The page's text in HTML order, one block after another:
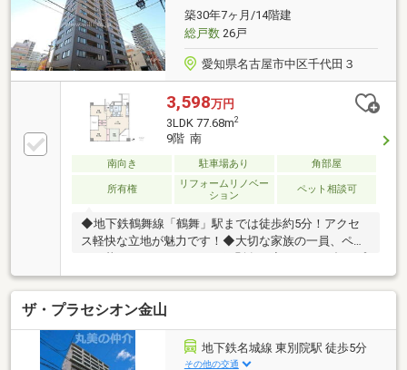
まい探しをお手伝いします ━━━━━・・・物件の詳
細・ご相談はお気軽にお問い合わせください。
築30年7ヶ月/14階建
総戸数26戸
愛知県名古屋市中区千代田３
3,598万円
3LDK 77.68m2
9階 南
南向き 駐車場あり 角部屋
所有権
リフォームリノベー
ション
ペット相談可
◆地下鉄鶴舞線「鶴舞」駅までは徒歩約5分！アクセ
ス軽快な立地が魅力です！◆大切な家族の一員、ペッ
ライバシーに配慮された設計です◆高層階、南西角部
屋につき眺望良好！◆全居室がバルコニーーに面して
おり、開放的な3LDK◆LDKはゆったり約16帖ございま
す！◆嬉しい全居室収納付きのレイアウト◆キッチン
はお料理に集中しやすい独立タイプ！バルコニーに出
入りできる嬉しい設計です◆2026年6月、フルリフォ
ザ・プラセシオン金山
地下鉄名城線 東別院駅 徒歩5分
その他の交通